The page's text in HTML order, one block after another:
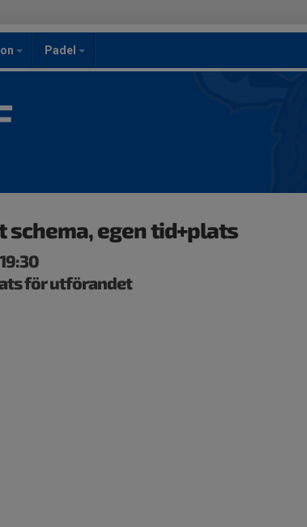
Padel
schema, egen tid+plats
för utförandet